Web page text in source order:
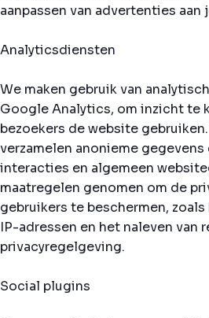
aanpassen van advertenties aan
Analyticsdiensten
We maken gebruik van
Google Analytics, om inzicht te
bezoekers de website
verzamelen anonieme gegevens
interacties en algemeen
maatregelen genomen om de
gebruikers te beschermen,
IP-adressen en het naleven van
privacyregelgeving.
Social plugins